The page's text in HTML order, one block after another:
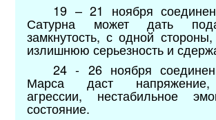
19 – 21 ноября
Сатурна может дать
замкнутость, с одной
излишнюю серьезность и
24 - 26 ноября
Марса даст
агрессии, нестабильное
состояние.